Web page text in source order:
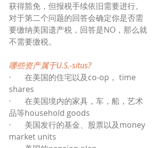
获得豁免，但报税手续依旧需要进行。
对于第二个问题的回答会确定你是否需
要缴纳美国遗产税，回答是NO，那么就
不需要缴税。
哪些资产属于U.S.-situs?
·       在美国的住宅以及co-op， time
shares
·       在美国境内的家具，车，船，艺术
品等household goods
·       美国发行的基金、股票以及money
market units